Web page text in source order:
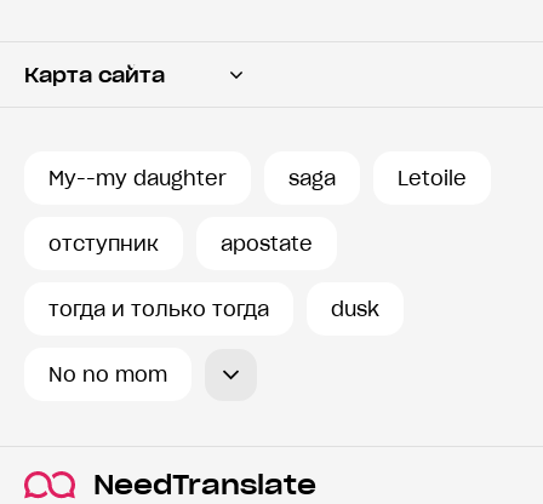
Карта сайта
История запросов
My--my daughter saga Letoile
отступник apostate
тогда и только тогда dusk
No no mom
NeedTranslate